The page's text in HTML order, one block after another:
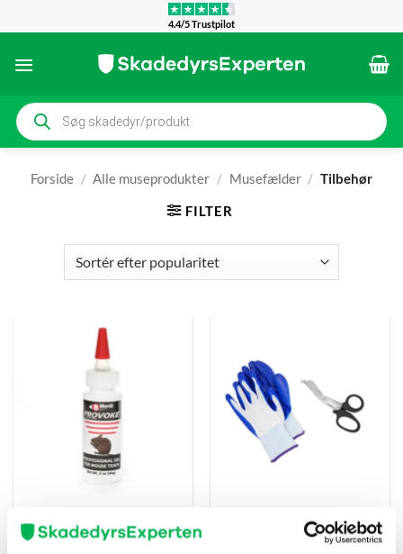
til
4.4/5 Trustpilot
Products
search
Forside / Alle museprodukter / Musefælder / Tilbehør
FILTER
Provoke®
99kr
Saks & Handsker